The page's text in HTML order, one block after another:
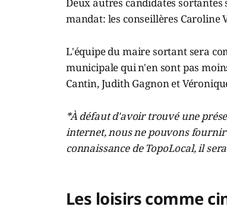
mandat: les conseillères Caroline
L'équipe du maire sortant sera
municipale qui n'en sont pas
Cantin, Judith Gagnon et
*À défaut d'avoir trouvé une
internet, nous ne pouvons
connaissance de TopoLocal, il
Les loisirs comme